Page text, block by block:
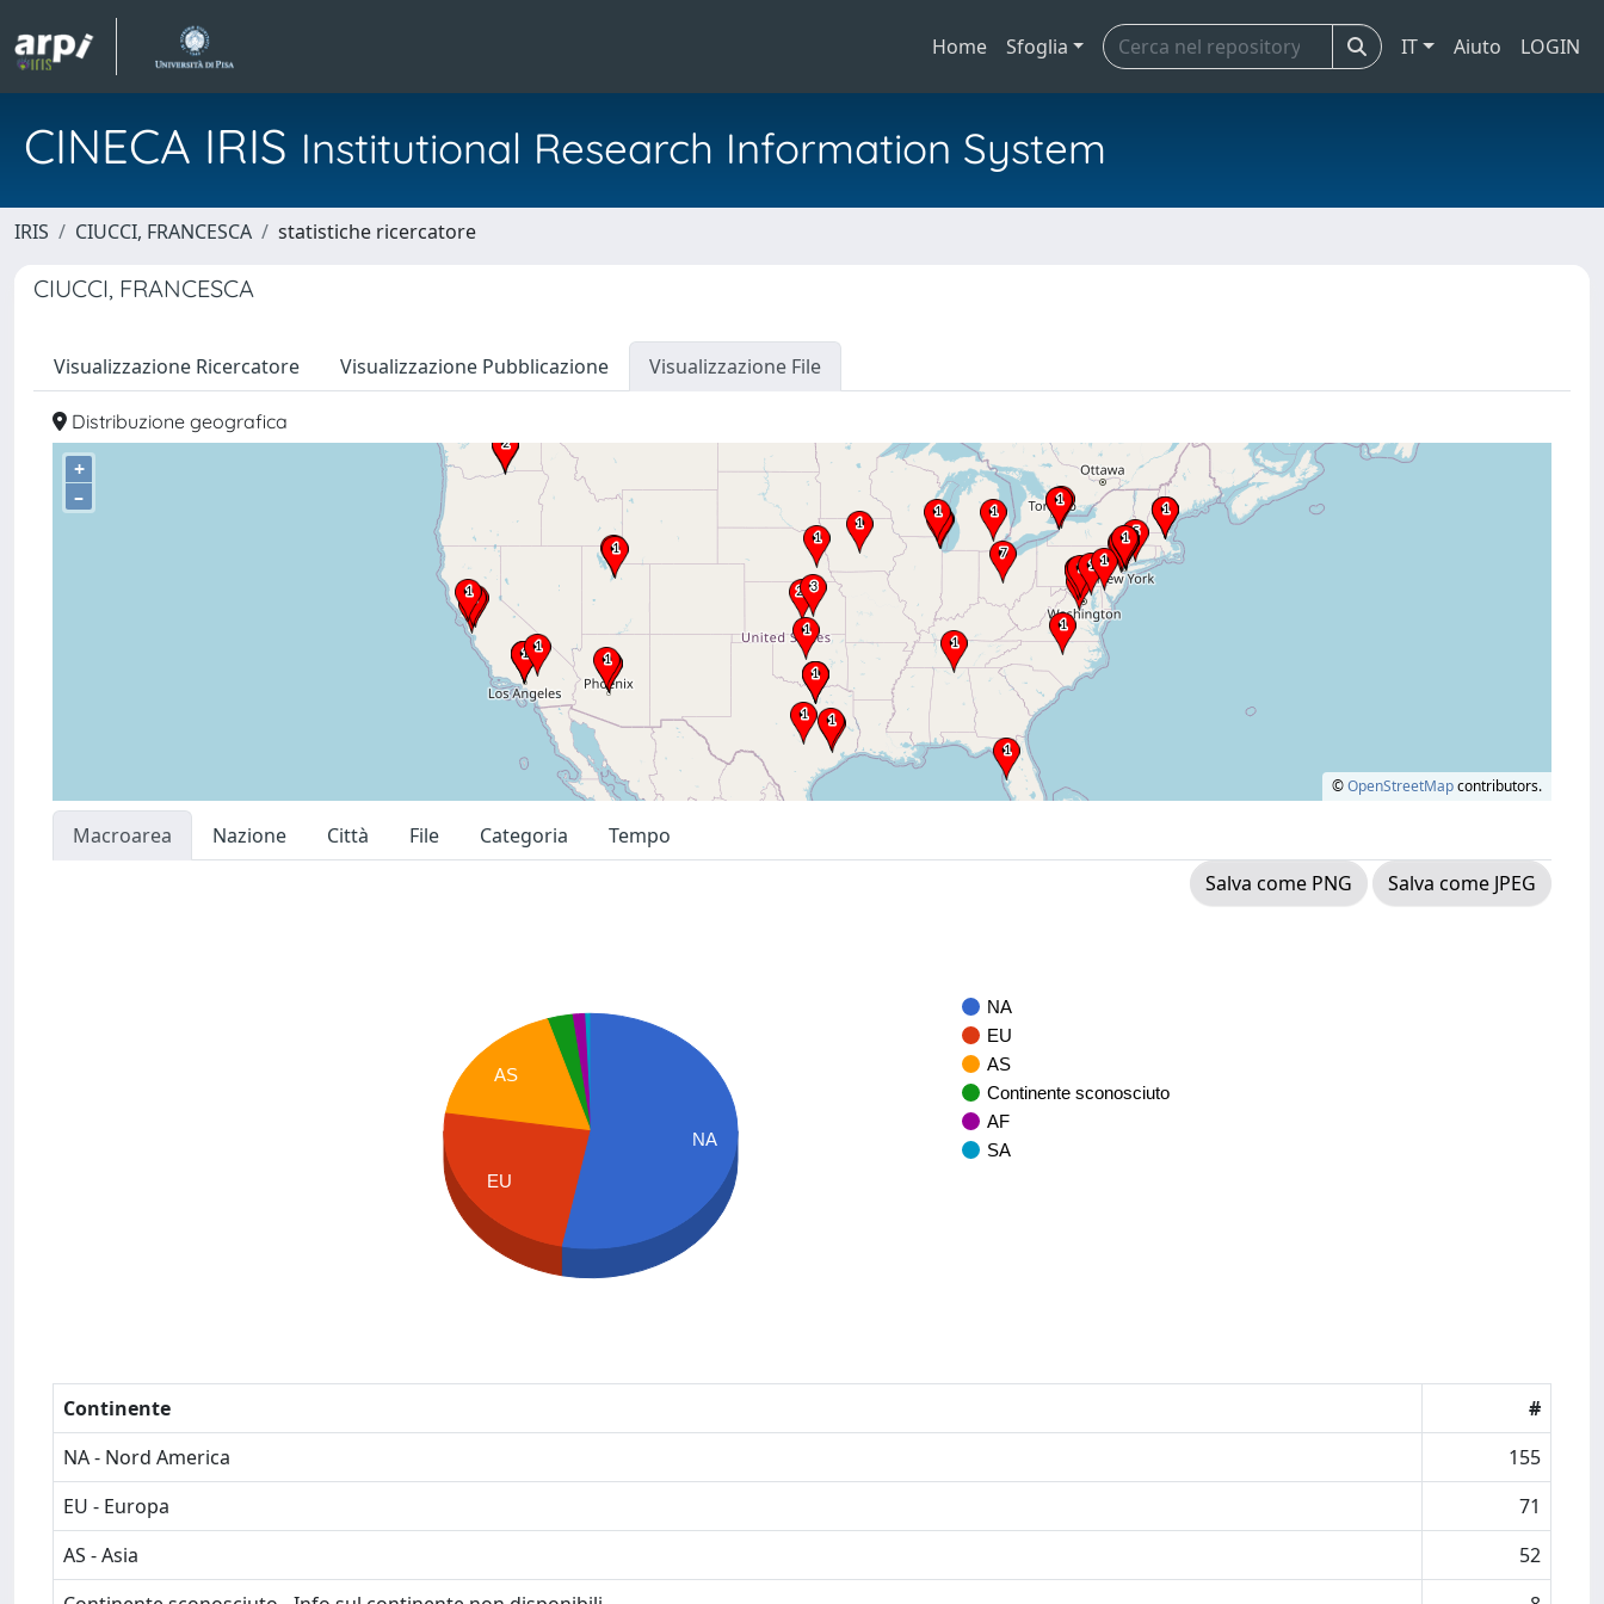
Home Sfoglia IT Aiuto LOGIN
CINECA IRIS Institutional Research Information System
IRIS CIUCCI, FRANCESCA statistiche ricercatore
CIUCCI, FRANCESCA
Visualizzazione Ricercatore Visualizzazione Pubblicazione Visualizzazione File
Distribuzione geografica
+
–
©OpenStreetMapcontributors.
Macroarea Nazione Città File Categoria
Tempo
Salva come PNG
Salva come JPEG
NA
EU
AS
Continente sconosciuto
AF
SA
AS
EU
NA
Continente
#
NA - Nord America
155
EU - Europa
71
AS - Asia
52